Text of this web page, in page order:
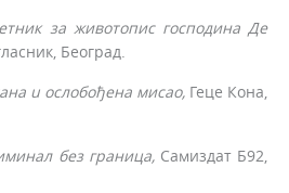
за животопис господинаДе
Београд.
u ослобођена мисао, Геце Ко­на,
без граница,Самиздат Б92,